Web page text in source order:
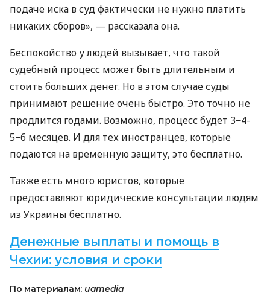
подаче иска в суд фактически не нужно платить
никаких сборов», — рассказала она.
Беспокойство у людей вызывает, что такой
судебный процесс может быть длительным и
стоить больших денег. Но в этом случае суды
принимают решение очень быстро. Это точно не
продлится годами. Возможно, процесс будет 3−4-
5−6 месяцев. И для тех иностранцев, которые
подаются на временную защиту, это бесплатно.
Также есть много юристов, которые
предоставляют юридические консультации людям
из Украины бесплатно.
Денежные выплаты и помощь в
Чехии: условия и сроки
По материалам: uamedia